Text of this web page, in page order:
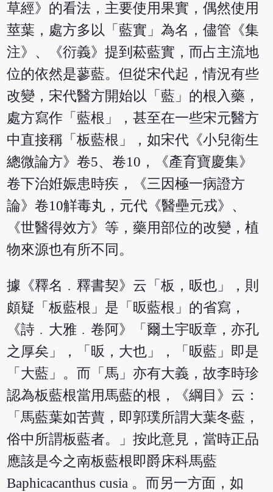
草經》的看法，主要使用果實，偶然使用
莖葉，處方多以「藍實」為名，儘管《集
注》、《衍義》提到菘藍實，而占主流地
位的依然是蓼藍。但從宋代起，情況有些
改變，宋代醫方開始以「藍」的根入藥，
處方寫作「藍根」，甚至在一些宋元醫方
中直接稱「板藍根」，如宋代《小兒衛生
總微論方》卷5、卷10，《產育寶慶集》
卷下治姙娠患時疾，《三因極一病證方
論》卷10觧毒丸，元代《醫壘元戎》、
《世醫得效方》等，藥用部位的改變，植
物來源也有所不同。
據《釋名﹒釋書契》云「板，昄也」，則
頗疑「板藍根」是「昄藍根」的省寫，
《詩﹒大雅﹒卷阿》「爾土宇昄章，亦孔
之厚矣」，「昄，大也」，「昄藍」即是
「大藍」。而「馬」亦有大義，故李時珍
認為板藍根當用馬藍的根，《綱目》云：
「馬藍葉如苦蕒，即郭璞所謂大葉冬藍，
俗中所謂板藍者。」按此意見，當時正品
應該是今之南板藍根即爵床科馬藍
Baphicacanthus cusia 。而另一方面，如